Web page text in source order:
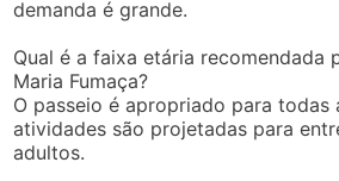
demanda é grande.
Qual é a faixa etária recomendada
Maria Fumaça?
O passeio é apropriado para todas
atividades são projetadas para
adultos.